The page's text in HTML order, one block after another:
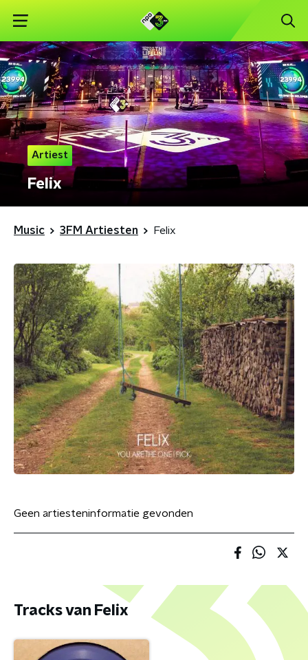
Artiest
Felix
Music 3FM Artiesten Felix
Geen artiesteninformatie gevonden
Tracks van Felix